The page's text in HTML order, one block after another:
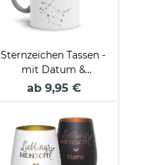
Sternzeichen Tassen -
mit Datum &
Symbolen
ab 9,95 €